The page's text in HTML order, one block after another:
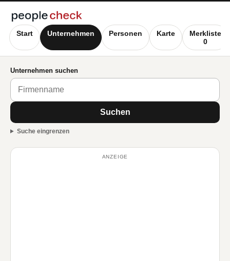
Start Unternehmen Personen Karte
Merkliste
0
Unternehmen suchen
Suchen
Suche eingrenzen
ANZEIGE